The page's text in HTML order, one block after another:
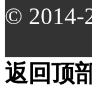
© 2014-
返回顶